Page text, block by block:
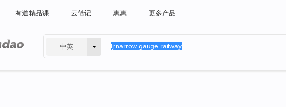
有道精品课 云笔记 惠惠 更多产品
中英